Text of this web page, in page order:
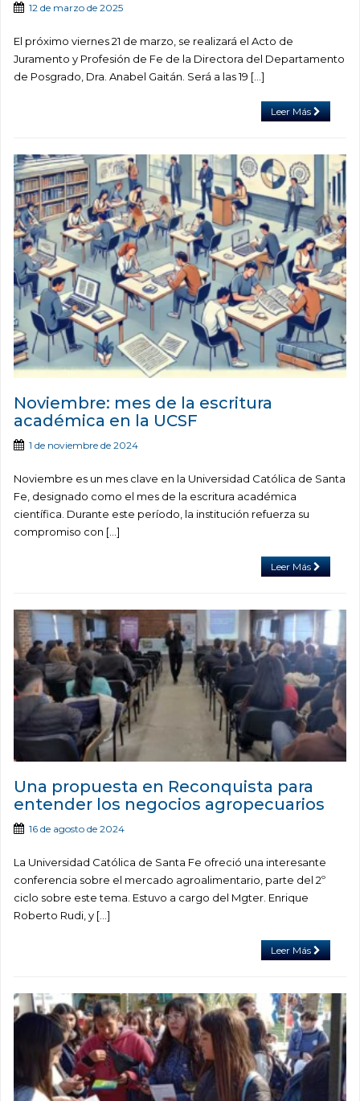
12 de marzo de 2025
El próximo viernes 21 de marzo, se realizará el Acto de
Juramento y Profesión de Fe de la Directora del Departamento
de Posgrado, Dra. Anabel Gaitán. Será a las 19 […]
Leer Más
Noviembre: mes de la escritura
académica en la UCSF
1 de noviembre de 2024
Noviembre es un mes clave en la Universidad Católica de Santa
Fe, designado como el mes de la escritura académica
científica. Durante este período, la institución refuerza su
compromiso con […]
Leer Más
Una propuesta en Reconquista para
entender los negocios agropecuarios
16 de agosto de 2024
La Universidad Católica de Santa Fe ofreció una interesante
conferencia sobre el mercado agroalimentario, parte del 2º
ciclo sobre este tema. Estuvo a cargo del Mgter. Enrique
Roberto Rudi, y […]
Leer Más